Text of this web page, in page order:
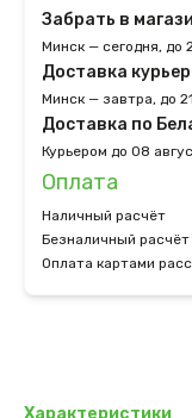
Забрать в
Минск — сегодня, до
Доставка
Минск — завтра, до
Доставка по
Курьером до 08
Оплата
Наличный расчёт
Безналичный расчёт
Оплата картами